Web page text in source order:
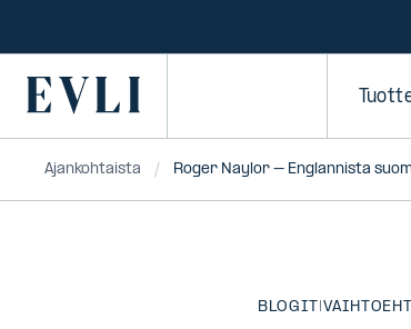
Primary
Ajankohtaista Roger Naylor – Englannista
BLOGIT |